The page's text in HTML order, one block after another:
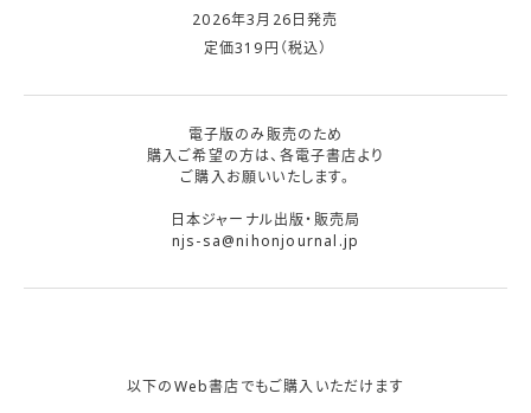
2026年3月26日発売
定価319円（税込）
電子版のみ販売のため
購入ご希望の方は、各電子書店より
ご購入お願いいたします。
日本ジャーナル出版・販売局
njs-sa@nihonjournal.jp
以下のWeb書店でもご購入いただけます